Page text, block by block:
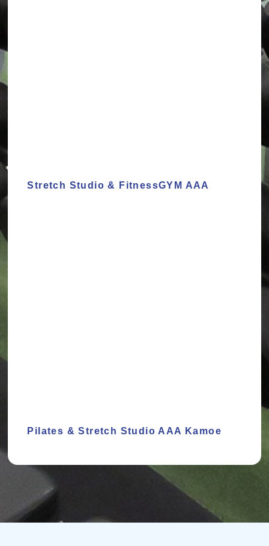
Stretch Studio & FitnessGYM AAA
Pilates & Stretch Studio AAA Kamoe